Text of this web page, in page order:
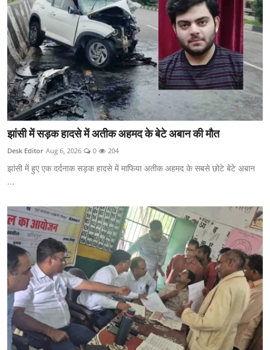
झांसी में सड़क हादसे में अतीक अहमद के बेटे अबान की मौत
Desk Editor Aug 6, 2026 0 204
झांसी में हुए एक दर्दनाक सड़क हादसे में माफिया अतीक अहमद के सबसे छोटे बेटे अबान
...